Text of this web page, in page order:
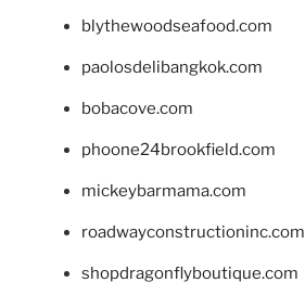
blythewoodseafood.com
paolosdelibangkok.com
bobacove.com
phoone24brookfield.com
mickeybarmama.com
roadwayconstructioninc.com
shopdragonflyboutique.com